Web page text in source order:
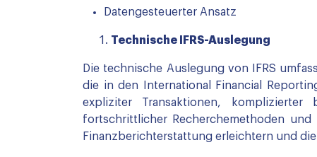
Datengesteuerter Ansatz
Technische IFRS-Auslegung
Die technische Auslegung von IFRS
die in den International Financial
expliziter Transaktionen, komplizierter
fortschrittlicher Recherchemethoden
Finanzberichterstattung erleichtern und